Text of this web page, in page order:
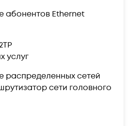
абонентов Ethernet
услуг
распределенных сетей
сети головного